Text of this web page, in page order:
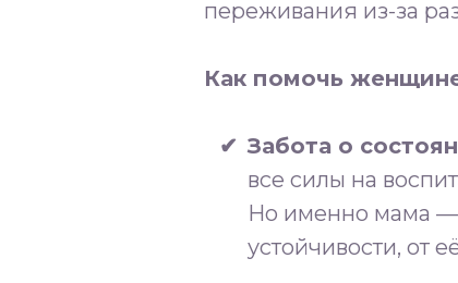
переживания из-за
Как помочь
Забота о
все силы на
Но именно мама —
устойчивости, от